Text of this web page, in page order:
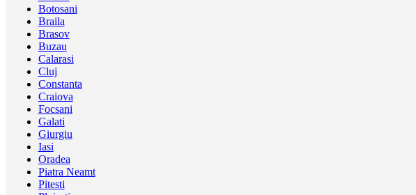
Botosani
Braila
Brasov
Buzau
Calarasi
Cluj
Constanta
Craiova
Focsani
Galati
Giurgiu
Iasi
Oradea
Piatra Neamt
Pitesti